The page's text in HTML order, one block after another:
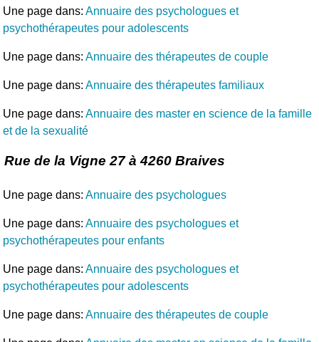
Une page dans:Annuaire des psychologues et
psychothérapeutes pour adolescents
Une page dans:Annuaire des thérapeutes de couple
Une page dans:Annuaire des thérapeutes familiaux
Une page dans:Annuaire des master en science de la famille
et de la sexualité
Rue de la Vigne 27 à 4260 Braives
Une page dans:Annuaire des psychologues
Une page dans:Annuaire des psychologues et
psychothérapeutes pour enfants
Une page dans:Annuaire des psychologues et
psychothérapeutes pour adolescents
Une page dans:Annuaire des thérapeutes de couple